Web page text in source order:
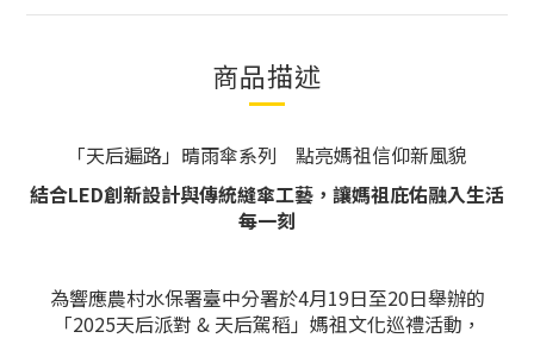
商品描述
「天后遍路」晴雨傘系列 點亮媽祖信仰新風貌
結合LED創新設計與傳統縫傘工藝，讓媽祖庇佑融入生活
每一刻
為響應農村水保署臺中分署於4月19日至20日舉辦的
「2025天后派對 & 天后駕稻」媽祖文化巡禮活動，